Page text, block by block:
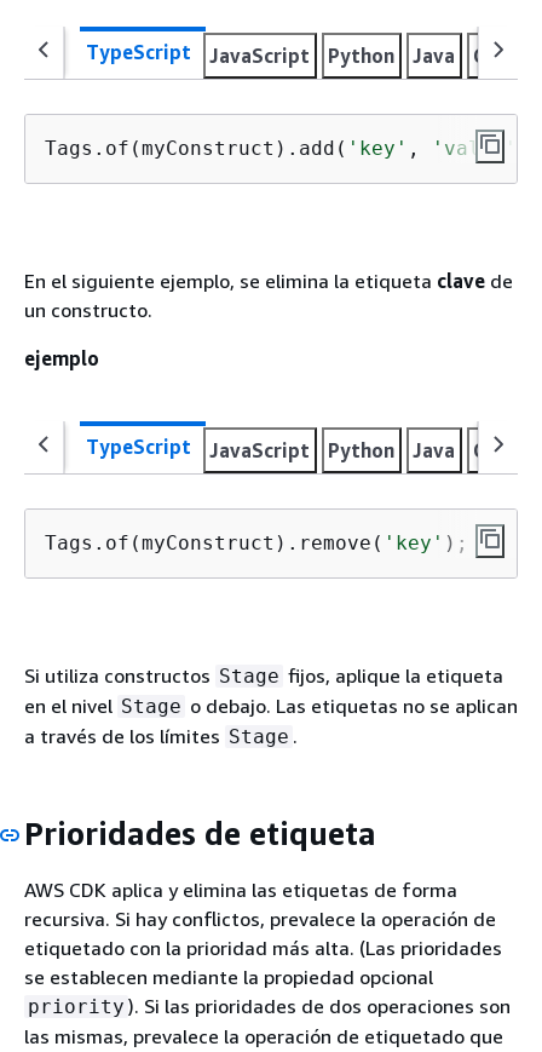
TypeScript JavaScript Python Java C#
Tags.of(myConstruct).add( 'key' , 'value'
En el siguiente ejemplo, se elimina la etiqueta clave de
un constructo.
ejemplo
TypeScript JavaScript Python Java C#
Tags.of(myConstruct).remove( 'key' );
Si utiliza constructos Stage fijos, aplique la etiqueta
en el nivel Stage o debajo. Las etiquetas no se aplican
a través de los límites Stage .
Prioridades de etiqueta
AWS CDK aplica y elimina las etiquetas de forma
recursiva. Si hay conflictos, prevalece la operación de
etiquetado con la prioridad más alta. (Las prioridades
se establecen mediante la propiedad opcional
priority ). Si las prioridades de dos operaciones son
las mismas, prevalece la operación de etiquetado que